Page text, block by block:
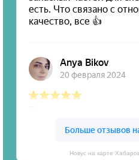
Новус на карте